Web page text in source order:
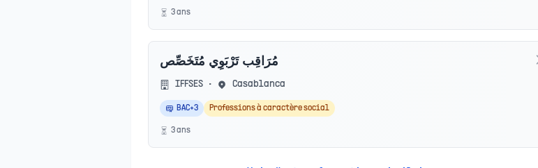
3ans
مُرَاقِب تَرْبَوِي مُتَخَصِّص
IFFSES • Casablanca
BAC+3 Professions à caractère social
3ans